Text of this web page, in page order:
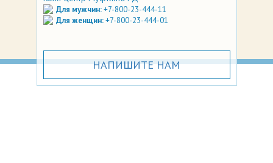
Для мужчин:+7-800-23-444-11
Для женщин:+7-800-23-444-01
НАПИШИТЕ НАМ